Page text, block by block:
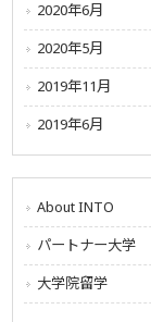
2020年6月
2020年5月
2019年11月
2019年6月
About INTO
パートナー大学
大学院留学